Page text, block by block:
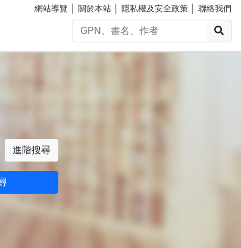
網站導覽 關於本站 隱私權及安全政策 聯絡我們
進階搜尋